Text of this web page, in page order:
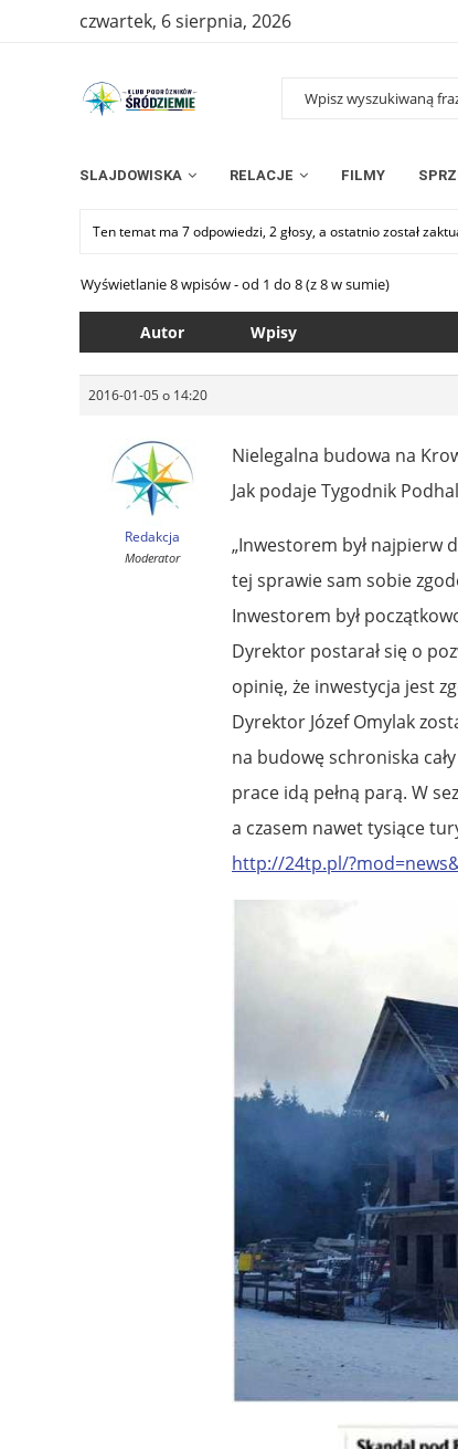
czwartek, 6 sierpnia, 2026
SLAJDOWISKA RELACJE FILMY
Ten temat ma 7 odpowiedzi, 2 głosy, a ostatnio został
Wyświetlanie 8 wpisów - od 1 do 8 (z 8 w sumie)
Autor Wpisy
2016-01-05 o 14:20
Redakcja
Moderator
Nielegalna budowa na
Jak podaje Tygodnik
„Inwestorem był najpierw
tej sprawie sam sobie
Inwestorem był
Dyrektor postarał się o
opinię, że inwestycja jest
Dyrektor Józef Omylak
na budowę schroniska
prace idą pełną parą. W
a czasem nawet tysiące
http://24tp.pl/